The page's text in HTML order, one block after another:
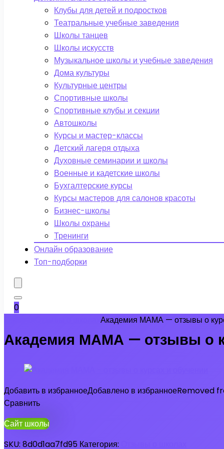
Клубы для детей и подростков
Театральные учебные заведения
Школы танцев
Школы искусств
Музыкальное школы и учебные заведения
Дома культуры
Культурные центры
Спортивные школы
Спортивные клубы и секции
Автошколы
Курсы и мастер-классы
Детский лагеря отдыха
Духовные семинарии и школы
Военные и кадетские школы
Бухгалтерские курсы
Курсы мастеров для салонов красоты
Бизнес-школы
Школы охраны
Тренинги
Онлайн образование
Топ-подборки
0
Академия МАМА — отзывы о
Академия МАМА — отзывы о
Добавить в избранноеДобавлено в избранноеRemoved
Сравнить
Сайт школы
SKU: 8d0d1aa7fd95 Категория: